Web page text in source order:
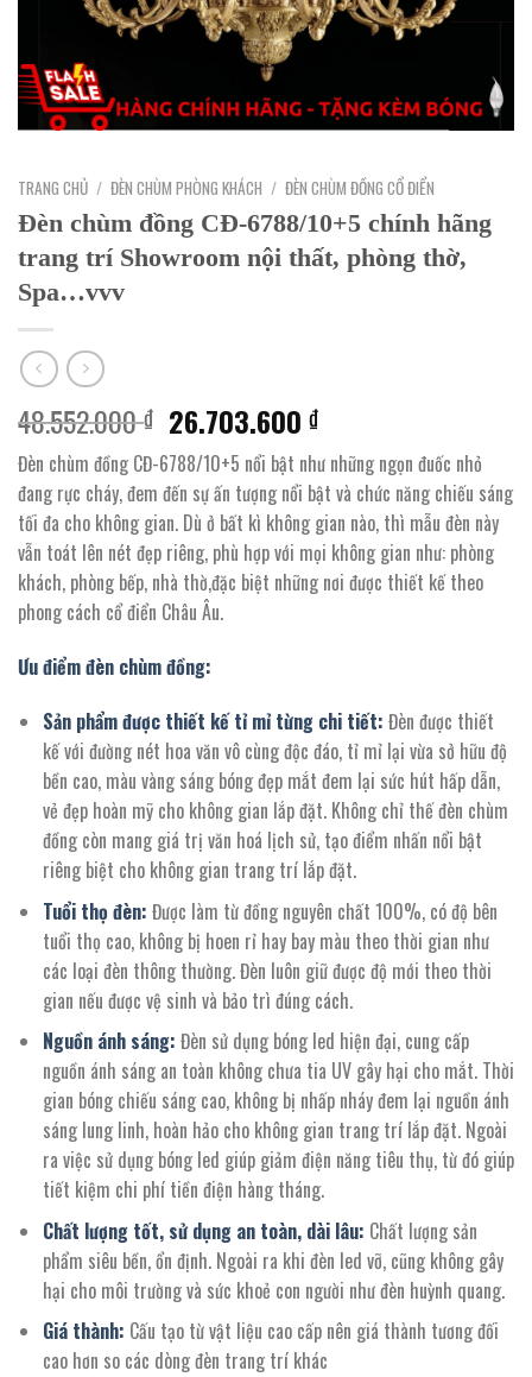
TRANG CHỦ / ĐÈN CHÙM PHÒNG KHÁCH / ĐÈN CHÙM ĐỒNG CỔ ĐIỂN
Đèn chùm đồng CĐ-6788/10+5 chính hãng
trang trí Showroom nội thất, phòng thờ,
Spa…vvv
48.552.000₫ Giá
gốc
là:
48.552.000 ₫.
26.703.600₫Giá
hiện
tại
là:
26.703.600 ₫.
Đèn chùm đồng CĐ-6788/10+5 nổi bật như những ngọn đuốc nhỏ
đang rực cháy, đem đến sự ấn tượng nổi bật và chức năng chiếu sáng
tối đa cho không gian. Dù ở bất kì không gian nào, thì mẫu đèn này
vẫn toát lên nét đẹp riêng, phù hợp với mọi không gian như: phòng
khách, phòng bếp, nhà thờ,đặc biệt những nơi được thiết kế theo
phong cách cổ điển Châu Âu.
Ưu điểm đèn chùm đồng:
Sản phẩm được thiết kế tỉ mỉ từng chi tiết: Đèn được thiết
kế với đường nét hoa văn vô cùng độc đáo, tỉ mỉ lại vừa sở hữu độ
bền cao, màu vàng sáng bóng đẹp mắt đem lại sức hút hấp dẫn,
vẻ đẹp hoàn mỹ cho không gian lắp đặt. Không chỉ thế đèn chùm
đồng còn mang giá trị văn hoá lịch sử, tạo điểm nhấn nổi bật
riêng biệt cho không gian trang trí lắp đặt.
Tuổi thọ đèn: Được làm từ đồng nguyên chất 100%, có độ bên
tuổi thọ cao, không bị hoen rỉ hay bay màu theo thời gian như
các loại đèn thông thường. Đèn luôn giữ được độ mới theo thời
gian nếu được vệ sinh và bảo trì đúng cách.
Nguồn ánh sáng: Đèn sử dụng bóng led hiện đại, cung cấp
nguồn ánh sáng an toàn không chưa tia UV gây hại cho mắt. Thời
gian bóng chiếu sáng cao, không bị nhấp nháy đem lại nguồn ánh
sáng lung linh, hoàn hảo cho không gian trang trí lắp đặt. Ngoài
ra việc sử dụng bóng led giúp giảm điện năng tiêu thụ, từ đó giúp
tiết kiệm chi phí tiền điện hàng tháng.
Chất lượng tốt, sử dụng an toàn, dài lâu: Chất lượng sản
phẩm siêu bền, ổn định. Ngoài ra khi đèn led vỡ, cũng không gây
hại cho môi trường và sức khoẻ con người như đèn huỳnh quang.
Giá thành: Cấu tạo từ vật liệu cao cấp nên giá thành tương đối
cao hơn so các dòng đèn trang trí khác